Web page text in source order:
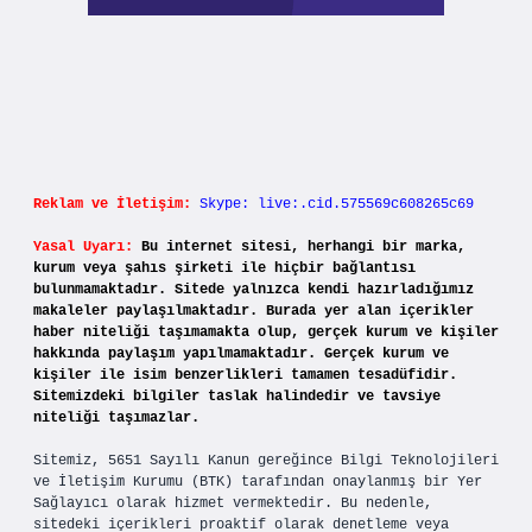
Reklam ve İletişim: Skype: live:.cid.575569c608265c69
Yasal Uyarı:
Bu internet sitesi, herhangi bir marka,
kurum veya şahıs şirketi ile hiçbir bağlantısı
bulunmamaktadır. Sitede yalnızca kendi hazırladığımız
makaleler paylaşılmaktadır. Burada yer alan içerikler
haber niteliği taşımamakta olup, gerçek kurum ve kişiler
hakkında paylaşım yapılmamaktadır. Gerçek kurum ve
kişiler ile isim benzerlikleri tamamen tesadüfidir.
Sitemizdeki bilgiler taslak halindedir ve tavsiye
niteliği taşımazlar.
Sitemiz, 5651 Sayılı Kanun gereğince Bilgi Teknolojileri
ve İletişim Kurumu (BTK) tarafından onaylanmış bir Yer
Sağlayıcı olarak hizmet vermektedir. Bu nedenle,
sitedeki içerikleri proaktif olarak denetleme veya